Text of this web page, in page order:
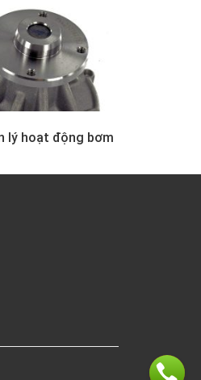
lý hoạt động bơm